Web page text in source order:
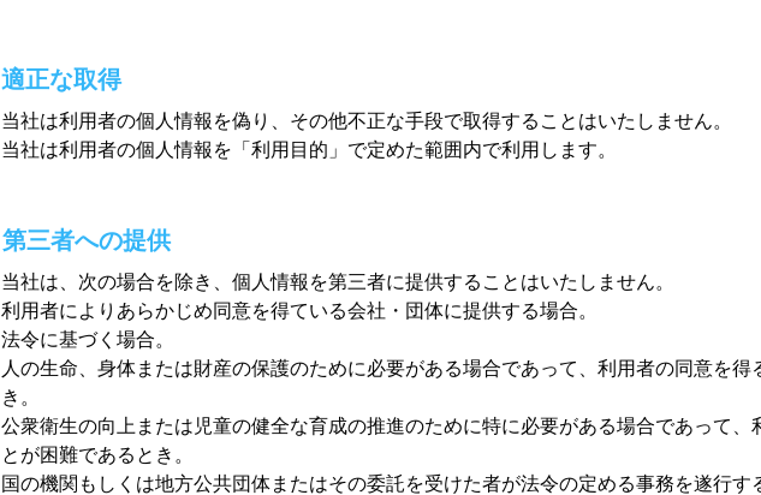
​適正な取得
当社は利用者の個人情報を偽り、その他不正な手段で取得することはいたしません。
当社は利用者の個人情報を「利用目的」で定めた範囲内で利用します。
​第三者への提供
当社は、次の場合を除き、個人情報を第三者に提供することはいたしません。
利用者によりあらかじめ同意を得ている会社・団体に提供する場合。
法令に基づく場合。
人の生命、身体または財産の保護のために必要がある場合であって、利用者の同意を得
き。
公衆衛生の向上または児童の健全な育成の推進のために特に必要がある場合であって、
とが困難であるとき。
国の機関もしくは地方公共団体またはその委託を受けた者が法令の定める事務を遂行す